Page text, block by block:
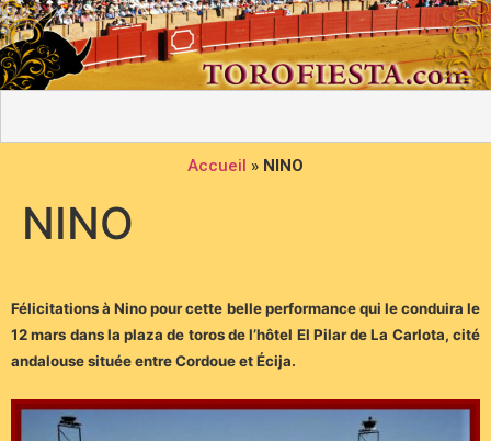
Accueil » NINO
NINO
Félicitations à Nino pour cette belle performance qui le conduira le
12 mars dans la plaza de toros de l’hôtel El Pilar de La Carlota, cité
andalouse située entre Cordoue et Écija.